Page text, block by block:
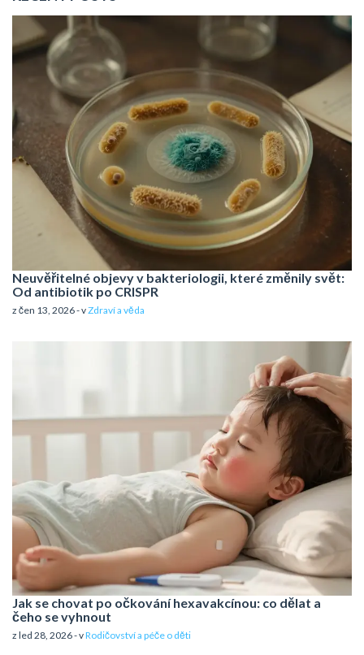
Neuvěřitelné objevy v bakteriologii, které změnily svět:
Od antibiotik po CRISPR
z čen 13, 2026 - vZdraví a věda
Jak se chovat po očkování hexavakcínou: co dělat a
čeho se vyhnout
z led 28, 2026 - vRodičovství a péče o děti